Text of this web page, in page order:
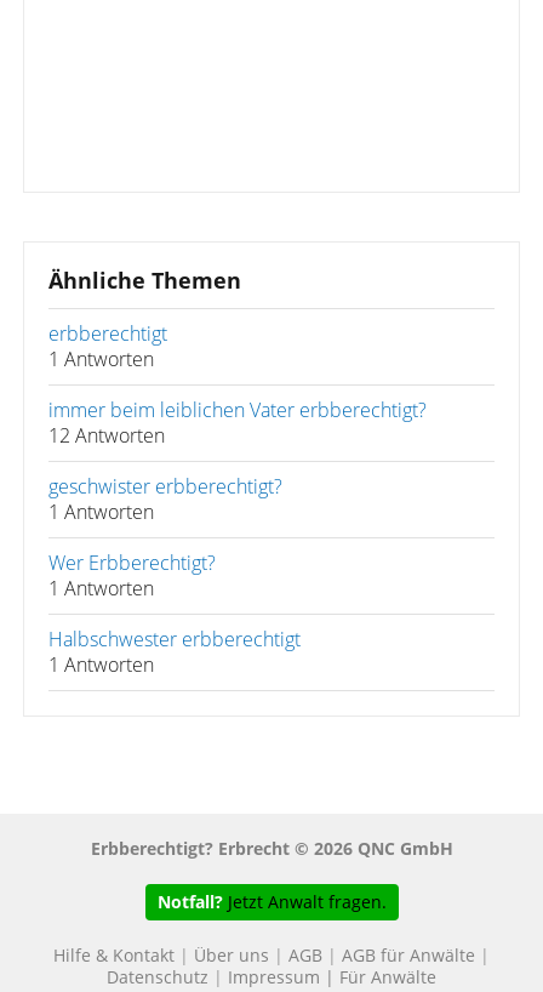
Ähnliche Themen
erbberechtigt
1 Antworten
immer beim leiblichen Vater erbberechtigt?
12 Antworten
geschwister erbberechtigt?
1 Antworten
Wer Erbberechtigt?
1 Antworten
Halbschwester erbberechtigt
1 Antworten
Erbberechtigt? Erbrecht © 2026 QNC GmbH
Notfall? Jetzt Anwalt fragen.
Hilfe & Kontakt | Über uns | AGB | AGB für Anwälte |
Datenschutz | Impressum | Für Anwälte